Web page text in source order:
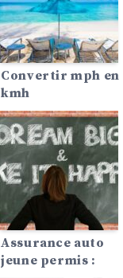
Convertir mph en
kmh
Assurance auto
jeune permis :